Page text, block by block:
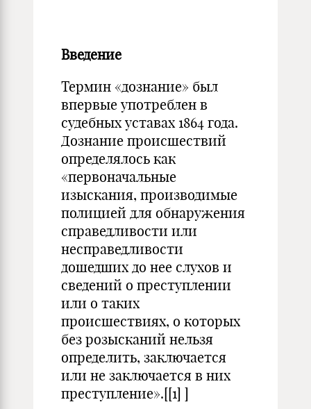
Введение
Термин «дознание» был
впервые употреблен в
судебных уставах 1864 года.
Дознание происшествий
определялось как
«первоначальные
изыскания, производимые
полицией для обнаружения
справедливости или
несправедливости
дошедших до нее слухов и
сведений о преступлении
или о таких
происшествиях, о которых
без розысканий нельзя
определить, заключается
или не заключается в них
преступление».[[1] ]